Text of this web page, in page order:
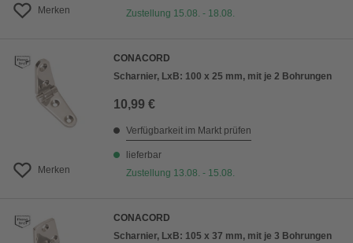
Merken
Zustellung 15.08. - 18.08.
Merken
CONACORD
Scharnier, LxB: 100 x 25 mm, mit je 2 Bohrungen
10,99 €
Verfügbarkeit im Markt prüfen
lieferbar
Zustellung 13.08. - 15.08.
CONACORD
Scharnier, LxB: 105 x 37 mm, mit je 3 Bohrungen